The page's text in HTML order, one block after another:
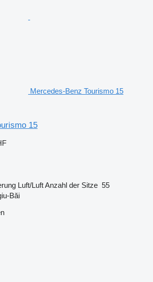
Mercedes-Benz Tourismo 15
15
Luft/LuftAnzahl der Sitze 55
Băi